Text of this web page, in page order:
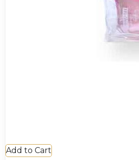
Add to Cart